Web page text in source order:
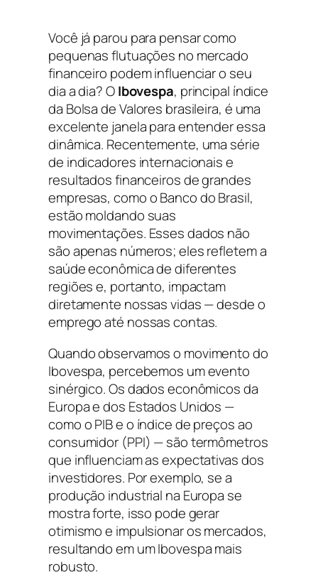
Você já parou para pensar como
pequenas flutuações no mercado
financeiro podem influenciar o seu
dia a dia? OIbovespa, principal índice
da Bolsa de Valores brasileira, é uma
excelente janela para entender essa
dinâmica. Recentemente, uma série
de indicadores internacionais e
resultados financeiros de grandes
empresas, como o Banco do Brasil,
estão moldando suas
movimentações. Esses dados não
são apenas números; eles refletem a
saúde econômica de diferentes
regiões e, portanto, impactam
diretamente nossas vidas — desde o
emprego até nossas contas.
Quando observamos o movimento do
Ibovespa, percebemos um evento
sinérgico. Os dados econômicos da
Europa e dos Estados Unidos —
como o PIB e o índice de preços ao
consumidor (PPI) — são termômetros
que influenciam as expectativas dos
investidores. Por exemplo, se a
produção industrial na Europa se
mostra forte, isso pode gerar
otimismo e impulsionar os mercados,
resultando em um Ibovespa mais
robusto.